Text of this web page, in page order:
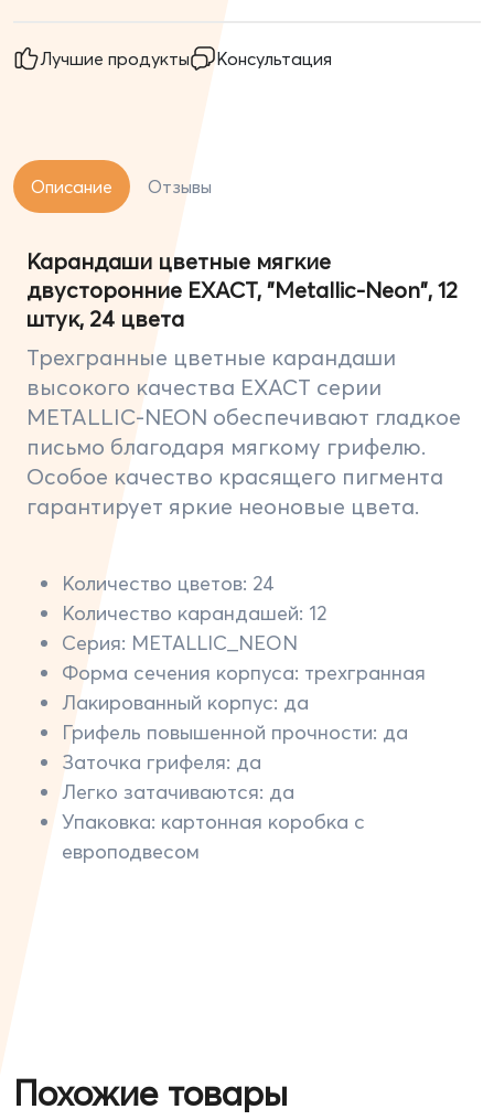
Лучшие продукты Консультация
Описание Отзывы
Карандаши цветные мягкие
двусторонние EXACT, "Metallic-Neon", 12
штук, 24 цвета
Трехгранные цветные карандаши
высокого качества EXACT серии
METALLIC-NEON обеспечивают гладкое
письмо благодаря мягкому грифелю.
Особое качество красящего пигмента
гарантирует яркие неоновые цвета.
Количество цветов: 24
Количество карандашей: 12
Серия: METALLIC_NEON
Форма сечения корпуса: трехгранная
Лакированный корпус: да
Грифель повышенной прочности: да
Заточка грифеля: да
Легко затачиваются: да
Упаковка: картонная коробка c
европодвесом
Похожие товары